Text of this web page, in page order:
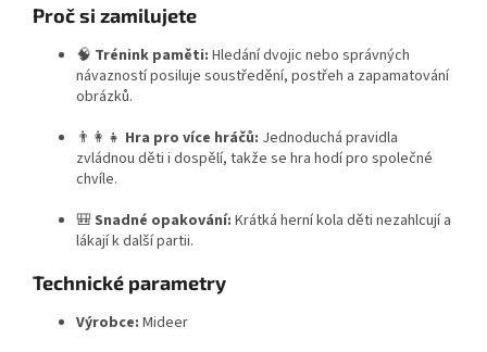
Proč si zamilujete
🧠 Trénink paměti: Hledání dvojic nebo správných
návazností posiluje soustředění, postřeh a zapamatování
obrázků.
👨‍👩‍👧 Hra pro více hráčů: Jednoduchá pravidla
zvládnou děti i dospělí, takže se hra hodí pro společné
chvíle.
🎒 Snadné opakování: Krátká herní kola děti nezahlcují a
lákají k další partii.
Technické parametry
Výrobce: Mideer